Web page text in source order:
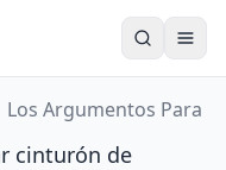
Los Argumentos Para ...
cinturón de